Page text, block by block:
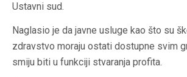
Ustavni sud.
Naglasio je da javne usluge kao što su
zdravstvo moraju ostati dostupne svim
smiju biti u funkciji stvaranja profita.